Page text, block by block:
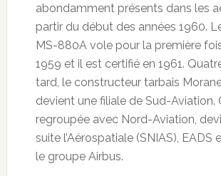
abondamment présents dans les
partir du début des années 1960.
MS-880A vole pour la première
1959 et il est certifié en 1961.
tard, le constructeur tarbais
devient une filiale de Sud-Aviation.
regroupée avec Nord-Aviation,
suite l’Aérospatiale (SNIAS), EADS
le groupe Airbus.